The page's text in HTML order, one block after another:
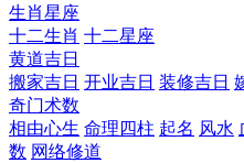
生肖星座
十二生肖 十二星座
黄道吉日
搬家吉日 开业吉日 装修吉日
奇门术数
相由心生 命理四柱 起名 风水
数 网络修道